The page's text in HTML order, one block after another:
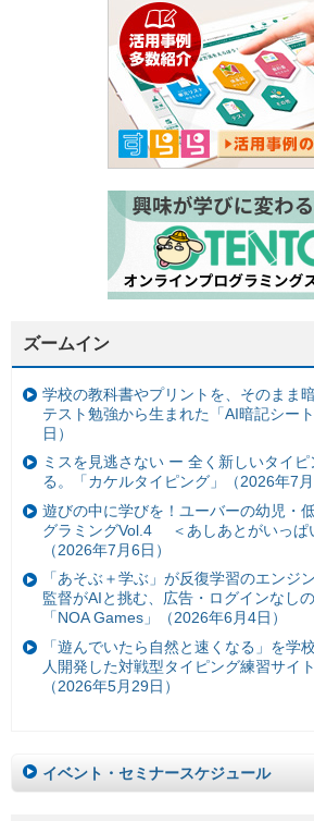
ズームイン
学校の教科書やプリントを、そのまま
テスト勉強から生まれた「AI暗記シー
日）
ミスを見逃さない ー 全く新しいタイ
る。「カケルタイピング」（2026年7月
遊びの中に学びを！ユーバーの幼児・
グラミングVol.4 ＜あしあとがいっぱ
（2026年7月6日）
「あそぶ＋学ぶ」が反復学習のエンジ
監督がAIと挑む、広告・ログインなし
「NOA Games」（2026年6月4日）
「遊んでいたら自然と速くなる」を学
人開発した対戦型タイピング練習サイ
（2026年5月29日）
イベント・セミナースケジュール